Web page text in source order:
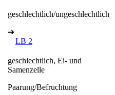
geschlechtlich/ungeschlechtlich
➔
LB 2
geschlechtlich, Ei- und
Samenzelle
Paarung/Befruchtung